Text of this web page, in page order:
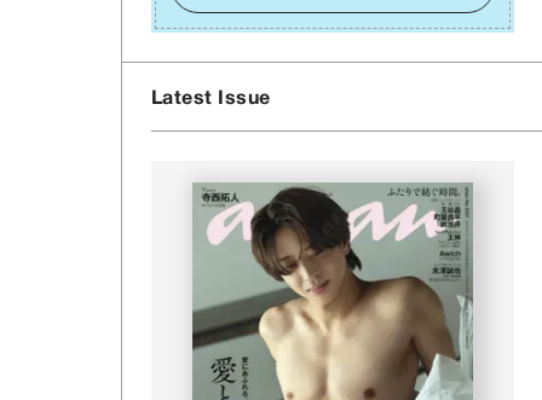
をかけること。この意識の切り替えが、あなたに
確かな安⼼感をもたらすはずです。
Latest Issue